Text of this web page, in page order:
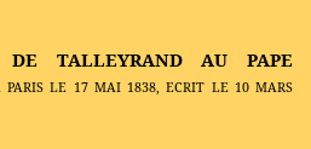
DE TALLEYRAND AU PAPE
PARIS LE 17 MAI 1838, ECRIT LE 10 MARS